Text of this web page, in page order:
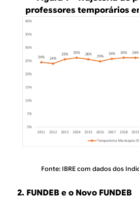
professores temporários
Fonte: IBRE com dados dos
2. FUNDEB e o Novo FUNDEB